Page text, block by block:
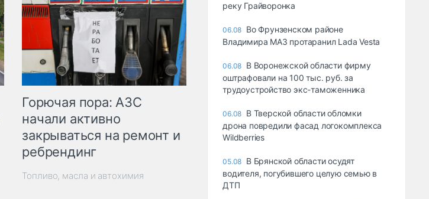
Горючая пора: АЗС
начали активно
закрываться на ремонт и
ребрендинг
Топливо, масла и автохимия
реку Грайворонка
06.08 Во Фрунзенском районе
Владимира МАЗ протаранил Lada Vesta
06.08 В Воронежской области фирму
оштрафовали на 100 тыс. руб. за
трудоустройство экс-таможенника
06.08 В Тверской области обломки
дрона повредили фасад логокомплекса
Wildberries
05.08 В Брянской области осудят
водителя, погубившего целую семью в
ДТП